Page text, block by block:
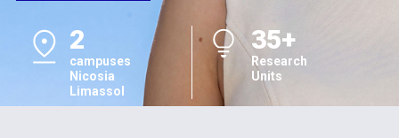
2
campuses
Nicosia
Limassol
35+
Research
Units